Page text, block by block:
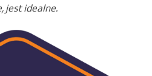
jest idealne.